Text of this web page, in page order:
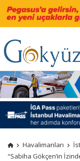
Havalimanları
“Sabiha Gökçen’in